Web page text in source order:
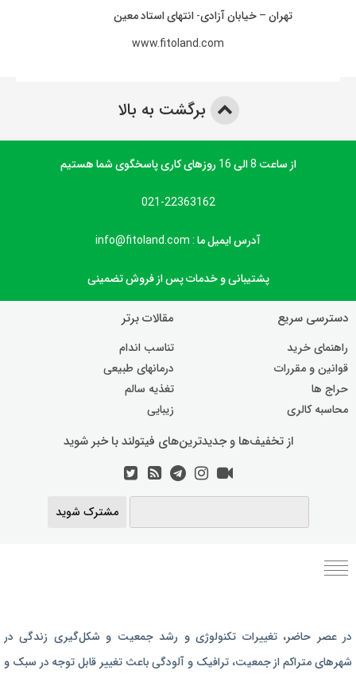
تهران – خیابان آزادی- انتهای استاد معین
www.fitoland.com
برگشت به بالا
از ساعت 8 الی 16 روزهای کاری پاسخگوی شما هستیم
021-22363162
آدرس ایمیل ما : info@fitoland.com
پشتیبانی و خدمات پس از فروش تضمینی
دسترسی سریع
راهنمای خرید
قوانین و مقررات
حراج ها
محاسبه کالری
مقالات برتر
تناسب اندام
درمانهای طبیعی
تغذیه سالم
زیبایی
از تخفیف‌ها و جدیدترین‌های فیتولند با خبر شوید
مشترک شوید
رژیم غذایی بارداری
برنامه رژیم درمانی
در عصر حاضر،‌ تغییرات تکنولوژی و رشد جمعیت و شکل‌گیری زندگی‌ در
شهرهای متراکم از جمعیت، ترافیک و آلودگی باعث تغییر قابل توجه در سبک و